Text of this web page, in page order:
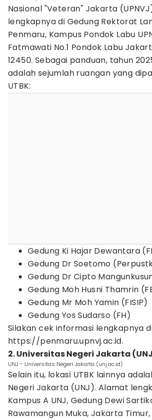
Nasional "Veteran" Jakarta
lengkapnya di Gedung Rektorat
Penmaru, Kampus Pondok Labu
Fatmawati No.1 Pondok Labu
12450. Sebagai panduan, tahun
adalah sejumlah ruangan yang
UTBK:
Gedung Ki Hajar Dewantara
Gedung Dr Soetomo
Gedung Dr Cipto
Gedung Moh Husni Thamrin
Gedung Mr Moh Yamin (FISIP)
Gedung Yos Sudarso (FH)
Silakan cek informasi lengkapnya
https://penmaru.upnvj.ac.id.
2. Universitas Negeri Jakarta
UNJ - Universitas Negeri Jakarta (unj.ac.id)
Selain itu, lokasi UTBK lainnya
Negeri Jakarta (UNJ). Alamat
Kampus A UNJ, Gedung Dewi
Rawamangun Muka, Jakarta Timur,